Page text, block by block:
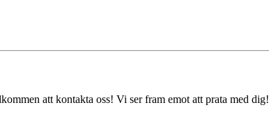
att kontakta oss! Vi ser fram emot att prata med dig!